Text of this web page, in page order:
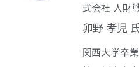
式会社 人財
卯野 孝児
関西大学卒